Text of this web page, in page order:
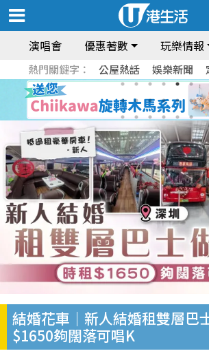
演唱會 優惠著數 玩樂情報
熱門關鍵字： 公屋熱話 娛樂新聞
結婚花車｜新人結婚租雙層巴
$1650夠闊落可唱K